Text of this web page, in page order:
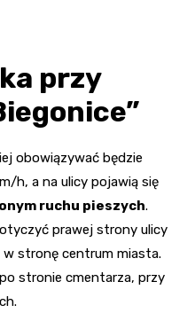
przy
obowiązywać będzie
h, a na ulicy pojawią się
ruchu pieszych.
prawej strony ulicy
w stronę centrum miasta.
stronie cmentarza, przy